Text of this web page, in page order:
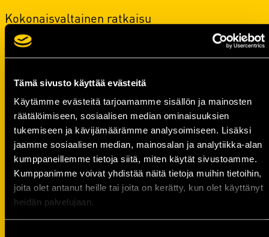
Tämä sivusto käyttää evästeitä
Käytämme evästeitä tarjoamamme sisällön ja mainosten
räätälöimiseen, sosiaalisen median ominaisuuksien
tukemiseen ja kävijämäärämme analysoimiseen. Lisäksi
jaamme sosiaalisen median, mainosalan ja analytiikka-alan
kumppaneillemme tietoja siitä, miten käytät sivustoamme.
Kumppanimme voivat yhdistää näitä tietoja muihin tietoihin,
joita olet antanut heille tai joita on kerätty, kun olet käyttänyt
heidän palvelujaan.
Kokonaisvaltainen ratkaisu
asiakkuudenhallintaan, myyntiin, markkinointiin
ja taloushallintoon. Kaikki helppokäyttöisesti
samassa järjestelmässä, samoilla logiikoilla ja
alueisiin!
Lue lisää
TILASTOT